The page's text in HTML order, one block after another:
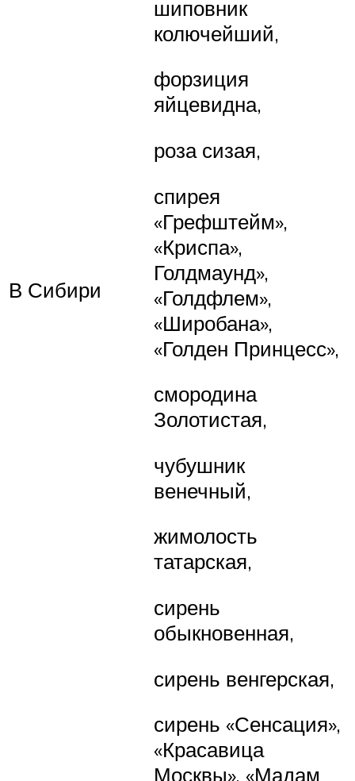
В Сибири
шиповник
колючейший,
форзиция
яйцевидна,
роза сизая,
спирея
«Грефштейм»,
«Криспа»,
Голдмаунд»,
«Голдфлем»,
«Широбана»,
«Голден Принцесс»,
смородина
Золотистая,
чубушник
венечный,
жимолость
татарская,
сирень
обыкновенная,
сирень венгерская,
сирень «Сенсация»,
«Красавица
Москвы», «Мадам